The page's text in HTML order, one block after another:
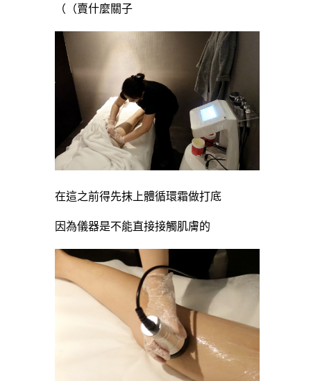
（（賣什麼關子
在這之前得先抹上體循環霜做打底
因為儀器是不能直接接觸肌膚的